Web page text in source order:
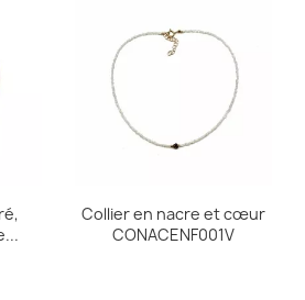
Collier en nacre et cœur
CONACENF001V